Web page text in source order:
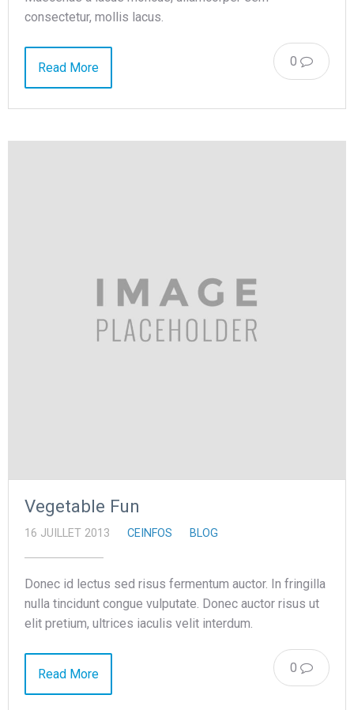
consectetur, mollis lacus.
0
Read More
Vegetable Fun
16 JUILLET 2013 CEINFOS BLOG
Donec id lectus sed risus fermentum auctor. In fringilla
nulla tincidunt congue vulputate. Donec auctor risus ut
elit pretium, ultrices iaculis velit interdum.
0
Read More